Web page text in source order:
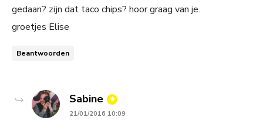
gedaan? zijn dat taco chips? hoor graag van je.
groetjes Elise
Beantwoorden
Sabine says:
21/01/2016 10:09